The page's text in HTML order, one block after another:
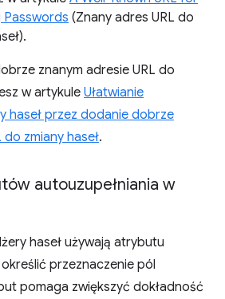
(Znany adres URL do
znanym adresie URL do
w artykuleUłatwianie
haseł przez dodanie dobrze
zmiany haseł.
autouzupełniania w
haseł używają atrybutu
przeznaczenie pól
pomaga zwiększyć dokładność